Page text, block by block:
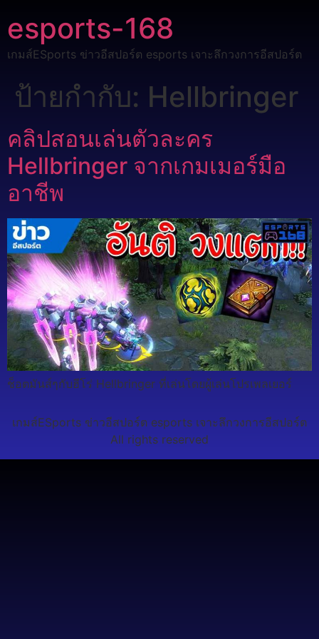
esports-168
เกมส์ESports ข่าวอีสปอร์ต esports เจาะลึกวงการอีสปอร์ต
ป้ายกำกับ: Hellbringer
คลิปสอนเล่นตัวละคร
Hellbringer จากเกมเมอร์มือ
อาชีพ
ช็อตมันส์ๆกับฮีโร่ Hellbringer ที่เล่นโดยผู้เล่นโปรเพลเยอร์
เกมส์ESports ข่าวอีสปอร์ต esports เจาะลึกวงการอีสปอร์ต
All rights reserved